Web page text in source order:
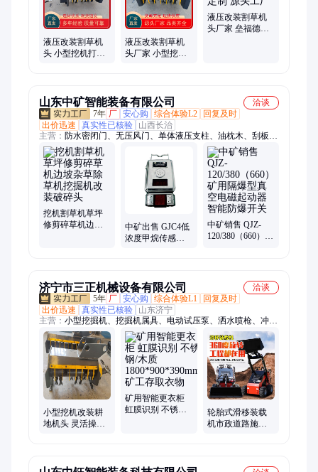
液压改装割草机
头 小型挖机打草
液压改装割草机
头厂家 小型挖机
液压改装割草机
头厂家 垒福德机
山东中矿智能装备有限公司
洽谈
7年 厂 安心购 综合体验L2
回复及时
出价迅速
真实性已核验
山西长治
主营： 防水密闭门、无压风门、单体液压支柱、油枕木、刮板机
配件、双速绞车、隔膜泵、耙斗装岩机、风筒、压风自救装置、
圆环链、金属顶梁、电机车、调度绞车、尼龙柱鞋、液力耦合
器、托辊、翻斗式矿车、回柱绞车、风门、耙矿绞车、气动葫
芦、隔爆水袋、给煤机
挖机割草机草坪
修剪碎草机边坡
中矿出售 GJC4低
浓度甲烷传感器
中矿销售 QJZ-
120/380（660）矿
济宁市三正机械设备有限公司
洽谈
5年 厂 安心购 综合体验L1
回复及时
出价迅速
真实性已核验
山东济宁
主营： 小型挖掘机、挖掘机属具、电动试压泵、洒水喷枪、冲洗
卷盘箱、栈桥冲洗器、空气炮、防尘喷枪、应急救援设备、液压
动力站、户外移动照明灯、矿用气动葫芦、挖机碎草机、JZQ齿
轮减速机、电动液压拉马、全自动反冲洗滤器、全自动除污器、
灭火岩粉、阻化剂、工业料仓破拱器、空气助流器、风幕机、电
动打压机、井下用LED显示屏
小型挖机改装耕
地机头 灵活操作
矿用智能更衣柜
虹膜识别 不锈钢/
轮胎式滑移装载
机市政道路施工